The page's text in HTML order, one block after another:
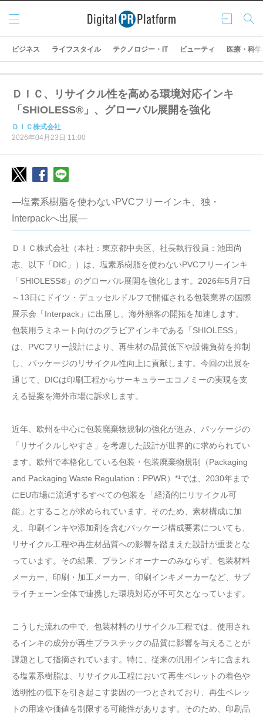
ログ
イン
検索
メニ
ュー
ビジネス ライフスタイル テクノロジー・IT ビューティ 医療・科学
ＤＩＣ、リサイクル性を高める環境対応インキ
「SHIOLESS®」、グローバル展開を強化
ＤＩＣ株式会社
2026年04月23日 11:00
—塩素系樹脂を使わないPVCフリーインキ、独・
Interpackへ出展—
ＤＩＣ株式会社（本社：東京都中央区、社長執行役員：池田尚
志、以下「DIC」）は、塩素系樹脂を使わないPVCフリーインキ
「SHIOLESS®」のグローバル展開を強化します。2026年5月7日
～13日にドイツ・デュッセルドルフで開催される包装業界の国際
展示会「Interpack」に出展し、海外顧客の開拓を加速します。
包装用ラミネート向けのグラビアインキである「SHIOLESS」
は、PVCフリー設計により、再生材の品質低下や設備負荷を抑制
し、パッケージのリサイクル性向上に貢献します。今回の出展を
通じて、DICは印刷工程からサーキュラーエコノミーの実現を支
える提案を海外市場に訴求します。
近年、欧州を中心に包装廃棄物規制の強化が進み、パッケージの
「リサイクルしやすさ」を考慮した設計が世界的に求められてい
ます。欧州で本格化している包装・包装廃棄物規制（Packaging
and Packaging Waste Regulation：PPWR）*¹では、2030年まで
にEU市場に流通するすべての包装を「経済的にリサイクル可
能」とすることが求められています。そのため、素材構成に加
え、印刷インキや添加剤を含むパッケージ構成要素についても、
リサイクル工程や再生材品質への影響を踏まえた設計が重要とな
っています。その結果、ブランドオーナーのみならず、包装材料
メーカー、印刷・加工メーカー、印刷インキメーカーなど、サプ
ライチェーン全体で連携した環境対応が不可欠となっています。
こうした流れの中で、包装材料のリサイクル工程では、使用され
るインキの成分が再生プラスチックの品質に影響を与えることが
課題として指摘されています。特に、従来の汎用インキに含まれ
る塩素系樹脂は、リサイクル工程において再生ペレットの着色や
透明性の低下を引き起こす要因の一つとされており、再生ペレッ
トの用途や価値を制限する可能性があります。そのため、印刷品